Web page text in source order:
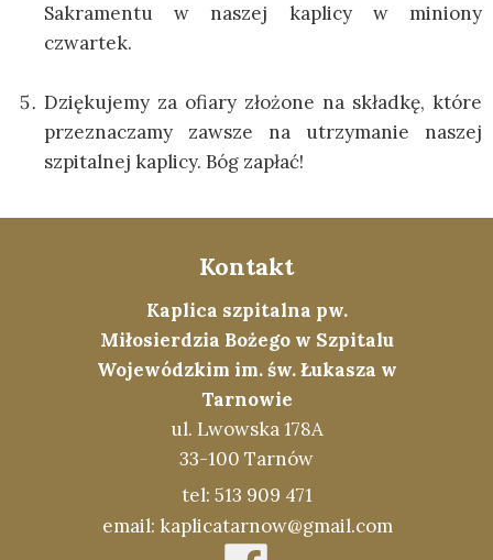
Sakramentu w naszej kaplicy w miniony
czwartek.
Dziękujemy za ofiary złożone na składkę, które
przeznaczamy zawsze na utrzymanie naszej
szpitalnej kaplicy. Bóg zapłać!
Kontakt
tel: 513 909 471
Kaplica szpitalna pw.
Miłosierdzia Bożego w Szpitalu
Wojewódzkim im. św. Łukasza w
Tarnowie
ul. Lwowska 178A
33-100 Tarnów
email: kaplicatarnow@gmail.com